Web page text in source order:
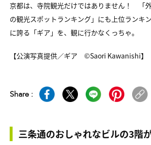
京都は、寺院観光だけではありません！ 「
の観光スポットランキング」にも上位ランキ
に誇る「ギア」を、観に行かなくっちゃ。
【公演写真提供／ギア ©Saori Kawanishi】
Share :
三条通のおしゃれなビルの3階